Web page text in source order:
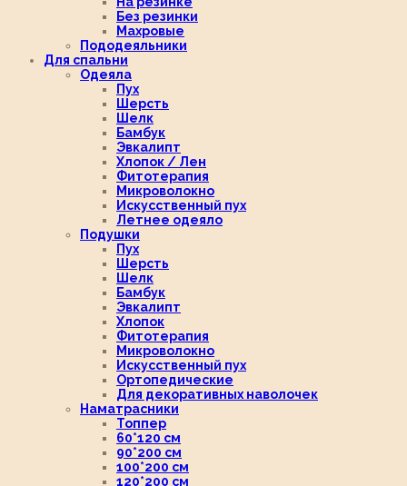
Без резинки
Махровые
Пододеяльники
Для спальни
Одеяла
Пух
Шерсть
Шелк
Бамбук
Эвкалипт
Хлопок / Лен
Фитотерапия
Микроволокно
Искусственный пух
Летнее одеяло
Подушки
Пух
Шерсть
Шелк
Бамбук
Эвкалипт
Хлопок
Фитотерапия
Микроволокно
Искусственный пух
Ортопедические
Для декоративных наволочек
Наматрасники
Топпер
60*120 см
90*200 см
100*200 см
120*200 см